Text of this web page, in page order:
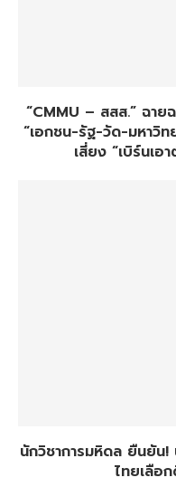
“CMMU – สสส.” ฉา
“เอกชน-รัฐ-วัด-มหาวิ
เสี่ยง “เบิร์นเ
นักวิชาการมหิดล ยืนยัน
ไทยเลือ